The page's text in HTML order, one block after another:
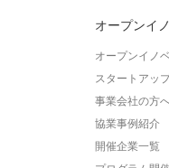
オープンイ
オープンイノ
スタートアッ
事業会社の方
協業事例紹介
開催企業一覧